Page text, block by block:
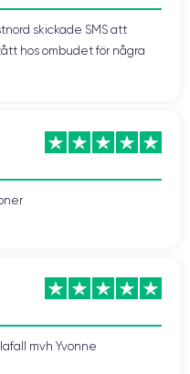
skickade SMS att
hos ombudet för några
mvh Yvonne